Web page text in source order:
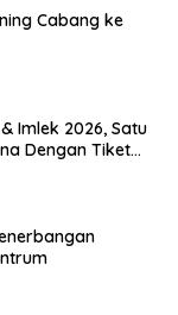
Cabang ke
Imlek 2026, Satu
Dengan Tiket